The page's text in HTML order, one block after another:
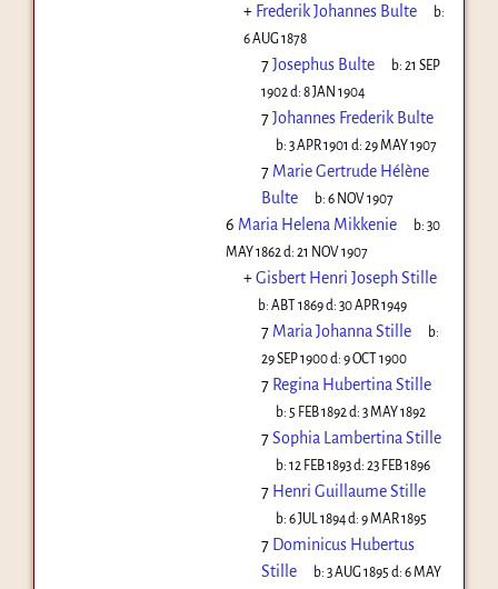
+ Frederik Johannes Bulte
b:
6 AUG 1878
7Josephus Bulte b:21 SEP
1902 d: 8 JAN 1904
7Johannes Frederik Bulte
b:3 APR 1901 d:29 MAY 1907
7 Marie Gertrude Hélène
Bulte
b:6 NOV 1907
6 Maria Helena Mikkenie b:30
MAY 1862 d: 21 NOV 1907
+Gisbert Henri Joseph Stille
b:ABT 1869d:30 APR 1949
7 Maria Johanna Stille
b:
29 SEP 1900d: 9 OCT 1900
7 Regina Hubertina Stille
b: 5 FEB 1892 d:3 MAY 1892
7Sophia Lambertina Stille
b:12 FEB 1893d:23 FEB 1896
7 Henri Guillaume Stille
b:6 JUL 1894d:9 MAR 1895
7 Dominicus Hubertus
Stille
b:3 AUG 1895 d:6 MAY